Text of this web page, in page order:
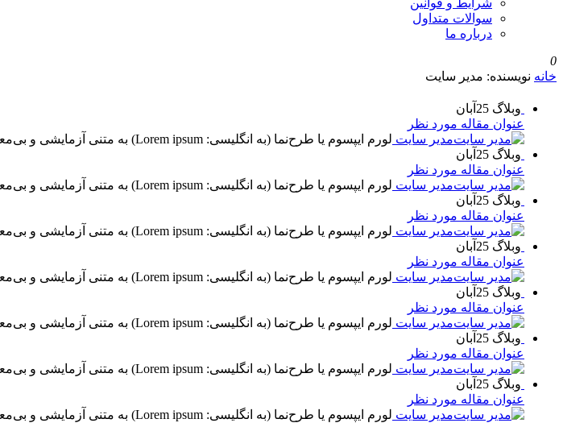
شرایط و قوانین
سوالات متداول
درباره ما
0
خانه نویسنده: مدیر سایت
وبلاگ 25 آبان
عنوان مقاله مورد نظر
مدیر سایت لورم ایپسوم یا طرح‌نما (به انگلیسی: Lorem ipsum) به متنی آزمایشی و بی‌معنی در صنعت چاپ، صفحه‌آرایی و طراحی گرافیک ...
وبلاگ 25 آبان
عنوان مقاله مورد نظر
مدیر سایت لورم ایپسوم یا طرح‌نما (به انگلیسی: Lorem ipsum) به متنی آزمایشی و بی‌معنی در صنعت چاپ، صفحه‌آرایی و طراحی گرافیک ...
وبلاگ 25 آبان
عنوان مقاله مورد نظر
مدیر سایت لورم ایپسوم یا طرح‌نما (به انگلیسی: Lorem ipsum) به متنی آزمایشی و بی‌معنی در صنعت چاپ، صفحه‌آرایی و طراحی گرافیک ...
وبلاگ 25 آبان
عنوان مقاله مورد نظر
مدیر سایت لورم ایپسوم یا طرح‌نما (به انگلیسی: Lorem ipsum) به متنی آزمایشی و بی‌معنی در صنعت چاپ، صفحه‌آرایی و طراحی گرافیک ...
وبلاگ 25 آبان
عنوان مقاله مورد نظر
مدیر سایت لورم ایپسوم یا طرح‌نما (به انگلیسی: Lorem ipsum) به متنی آزمایشی و بی‌معنی در صنعت چاپ، صفحه‌آرایی و طراحی گرافیک ...
وبلاگ 25 آبان
عنوان مقاله مورد نظر
مدیر سایت لورم ایپسوم یا طرح‌نما (به انگلیسی: Lorem ipsum) به متنی آزمایشی و بی‌معنی در صنعت چاپ، صفحه‌آرایی و طراحی گرافیک ...
وبلاگ 25 آبان
عنوان مقاله مورد نظر
مدیر سایت لورم ایپسوم یا طرح‌نما (به انگلیسی: Lorem ipsum) به متنی آزمایشی و بی‌معنی در صنعت چاپ، صفحه‌آرایی و طراحی گرافیک ...